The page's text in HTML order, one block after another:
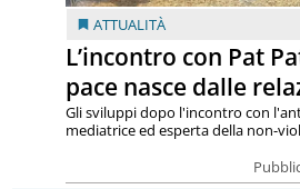
ATTUALITÀ
L’incontro con Pat
pace nasce dalle
Gli sviluppi dopo l'incontro con
mediatrice ed esperta della non-